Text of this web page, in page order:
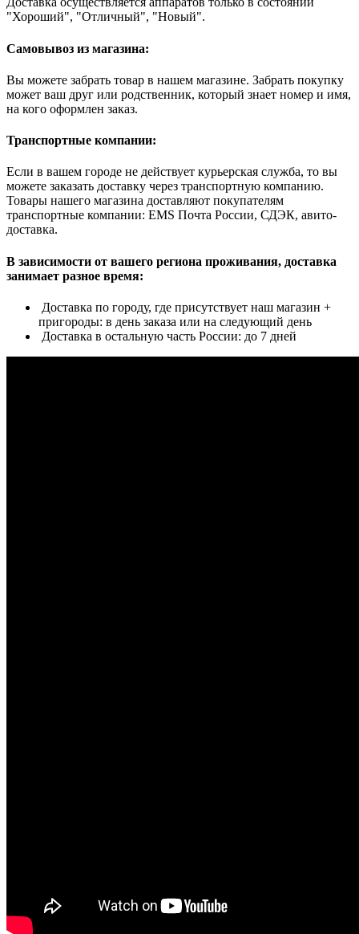
"Хороший", "Отличный", "Новый".
Самовывоз из магазина:
Вы можете забрать товар в нашем магазине. Забрать покупку
может ваш друг или родственник, который знает номер и имя,
на кого оформлен заказ.
Транспортные компании:
Если в вашем городе не действует курьерская служба, то вы
можете заказать доставку через транспортную компанию.
Товары нашего магазина доставляют покупателям
транспортные компании: EMS Почта России, СДЭК, авито-
доставка.
В зависимости от вашего региона проживания, доставка
занимает разное время:
Доставка по городу, где присутствует наш магазин +
пригороды: в день заказа или на следующий день
Доставка в остальную часть России: до 7 дней